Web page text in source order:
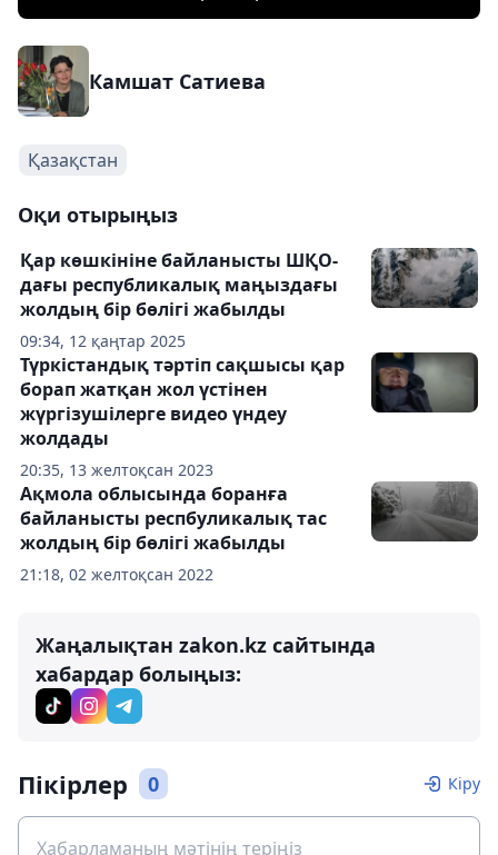
Камшат Сатиева
Қазақстан
Оқи отырыңыз
09:34, 12 қаңтар 2025
Қар көшкініне байланысты ШҚО-
дағы республикалық маңыздағы
жолдың бір бөлігі жабылды
20:35, 13 желтоқсан 2023
Түркістандық тәртіп сақшысы қар
борап жатқан жол үстінен
жүргізушілерге видео үндеу
жолдады
21:18, 02 желтоқсан 2022
Ақмола облысында боранға
байланысты респбуликалық тас
жолдың бір бөлігі жабылды
Жаңалықтан zakon.kz сайтында
хабардар болыңыз:
Пікірлер 0 Кіру